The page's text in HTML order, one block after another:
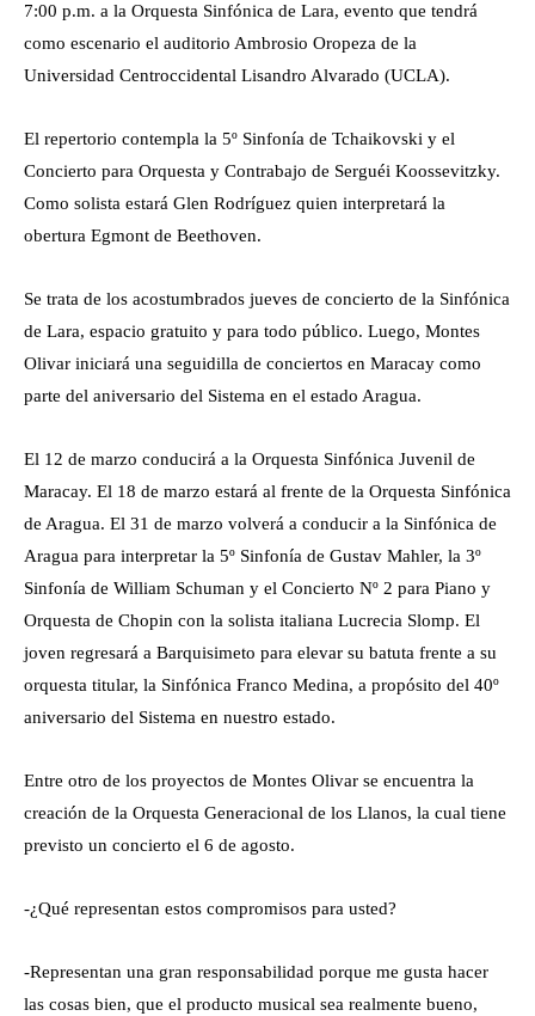
7:00 p.m. a la Orquesta Sinfónica de Lara, evento que tendrá
como escenario el auditorio Ambrosio Oropeza de la
Universidad Centroccidental Lisandro Alvarado (UCLA).
El repertorio contempla la 5º Sinfonía de Tchaikovski y el
Concierto para Orquesta y Contrabajo de Serguéi Koossevitzky.
Como solista estará Glen Rodríguez quien interpretará la
obertura Egmont de Beethoven.
Se trata de los acostumbrados jueves de concierto de la Sinfónica
de Lara, espacio gratuito y para todo público. Luego, Montes
Olivar iniciará una seguidilla de conciertos en Maracay como
parte del aniversario del Sistema en el estado Aragua.
El 12 de marzo conducirá a la Orquesta Sinfónica Juvenil de
Maracay. El 18 de marzo estará al frente de la Orquesta Sinfónica
de Aragua. El 31 de marzo volverá a conducir a la Sinfónica de
Aragua para interpretar la 5º Sinfonía de Gustav Mahler, la 3º
Sinfonía de William Schuman y el Concierto Nº 2 para Piano y
Orquesta de Chopin con la solista italiana Lucrecia Slomp. El
joven regresará a Barquisimeto para elevar su batuta frente a su
orquesta titular, la Sinfónica Franco Medina, a propósito del 40º
aniversario del Sistema en nuestro estado.
Entre otro de los proyectos de Montes Olivar se encuentra la
creación de la Orquesta Generacional de los Llanos, la cual tiene
previsto un concierto el 6 de agosto.
-¿Qué representan estos compromisos para usted?
-Representan una gran responsabilidad porque me gusta hacer
las cosas bien, que el producto musical sea realmente bueno,